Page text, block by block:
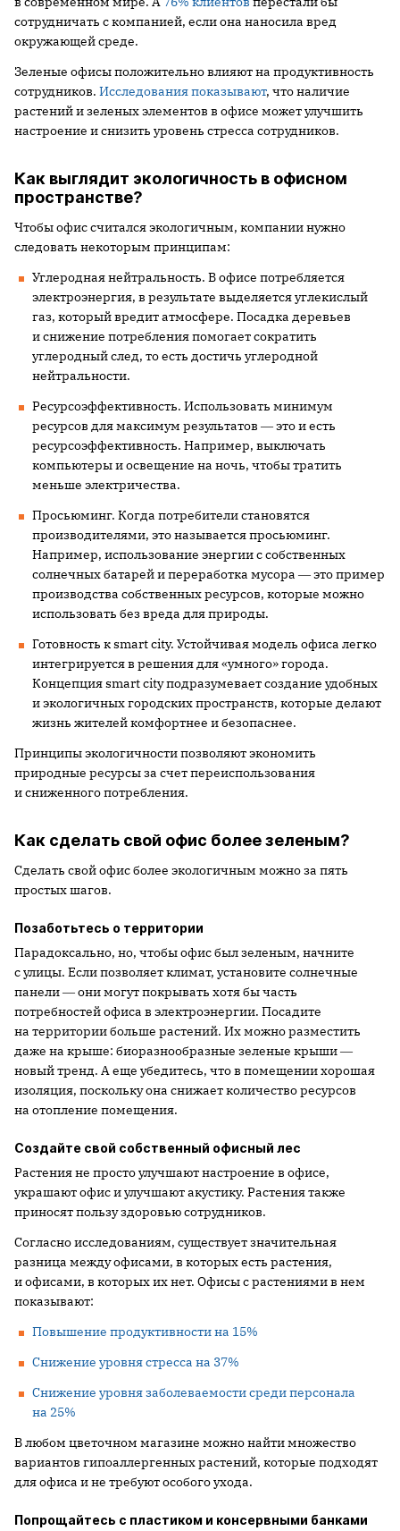
сотрудничать с компанией, если она наносила вред
окружающей среде.
Зеленые офисы положительно влияют на продуктивность
сотрудников. Исследования показывают, что наличие
растений и зеленых элементов в офисе может улучшить
настроение и снизить уровень стресса сотрудников.
Как выглядит экологичность в офисном
пространстве?
Чтобы офис считался экологичным, компании нужно
следовать некоторым принципам:
Углеродная нейтральность. В офисе потребляется
электроэнергия, в результате выделяется углекислый
газ, который вредит атмосфере. Посадка деревьев
и снижение потребления помогает сократить
углеродный след, то есть достичь углеродной
нейтральности.
Ресурсоэффективность. Использовать минимум
ресурсов для максимум результатов ― это и есть
ресурсоэффективность. Например, выключать
компьютеры и освещение на ночь, чтобы тратить
меньше электричества.
Просьюминг. Когда потребители становятся
производителями, это называется просьюминг.
Например, использование энергии с собственных
солнечных батарей и переработка мусора ― это пример
производства собственных ресурсов, которые можно
использовать без вреда для природы.
Готовность к smart city. Устойчивая модель офиса легко
интегрируется в решения для «умного» города.
Концепция smart city подразумевает создание удобных
и экологичных городских пространств, которые делают
жизнь жителей комфортнее и безопаснее.
Принципы экологичности позволяют экономить
природные ресурсы за счет переиспользования
и сниженного потребления.
Как сделать свой офис более зеленым?
Сделать свой офис более экологичным можно за пять
простых шагов.
Позаботьтесь о территории
Парадоксально, но, чтобы офис был зеленым, начните
с улицы. Если позволяет климат, установите солнечные
панели ― они могут покрывать хотя бы часть
потребностей офиса в электроэнергии. Посадите
на территории больше растений. Их можно разместить
даже на крыше: биоразнообразные зеленые крыши ―
новый тренд. А еще убедитесь, что в помещении хорошая
изоляция, поскольку она снижает количество ресурсов
на отопление помещения.
Создайте свой собственный офисный лес
Растения не просто улучшают настроение в офисе,
украшают офис и улучшают акустику. Растения также
приносят пользу здоровью сотрудников.
Согласно исследованиям, существует значительная
разница между офисами, в которых есть растения,
и офисами, в которых их нет. Офисы с растениями в нем
показывают:
Повышение продуктивности на 15%
Снижение уровня стресса на 37%
Снижение уровня заболеваемости среди персонала
на 25%
В любом цветочном магазине можно найти множество
вариантов гипоаллергенных растений, которые подходят
для офиса и не требуют особого ухода.
Попрощайтесь с пластиком и консервными банками